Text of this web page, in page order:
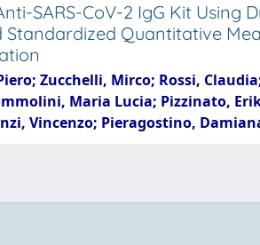
SARS-CoV-2 IgG Kit Using
Quantitative
Zucchelli, Mirco; Rossi,
Maria Lucia; Pizzinato,
Vincenzo; Pieragostino,